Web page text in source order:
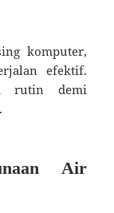
komputer,
efektif.
rutin demi
Air